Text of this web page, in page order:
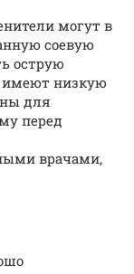
могут в
соевую
острую
имеют низкую
для
перед
врачами,